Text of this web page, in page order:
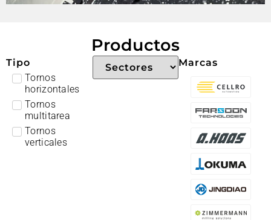
Productos
Tipo
Tornos
horizontales
Tornos
multitarea
Tornos
verticales
Marcas